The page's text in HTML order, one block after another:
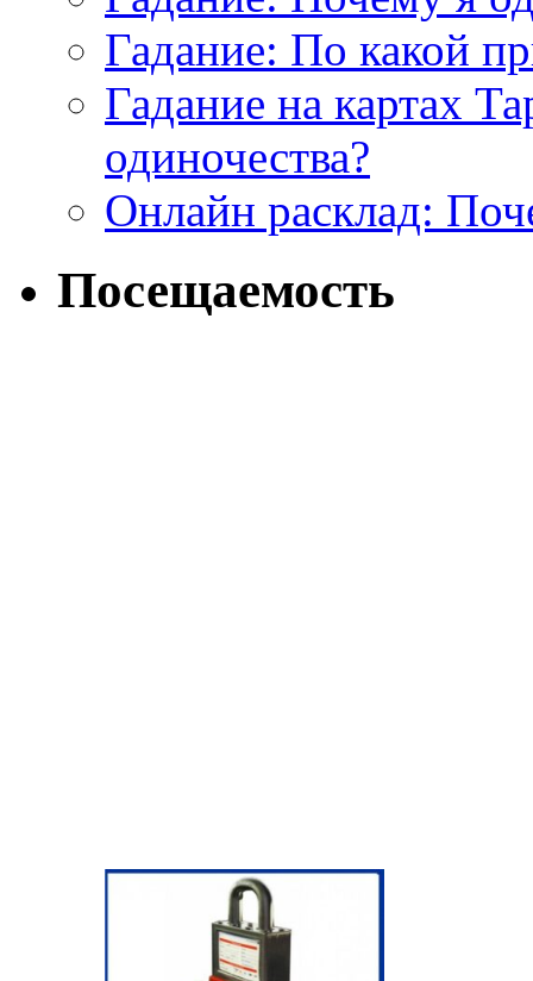
Гадание: По какой
Гадание на картах
одиночества?
Онлайн расклад:
Посещаемость